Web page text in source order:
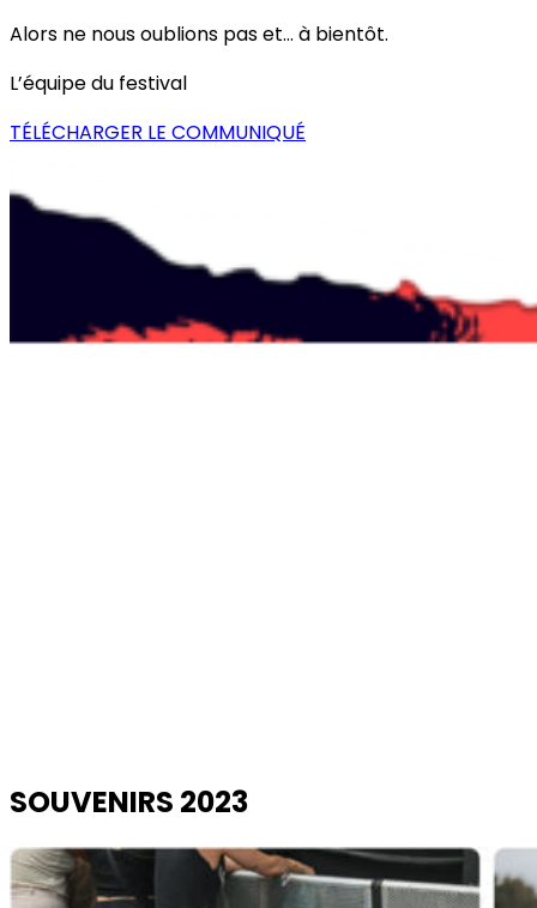
Alors ne nous oublions pas et… à bientôt.
L’équipe du festival
TÉLÉCHARGER LE COMMUNIQUÉ
SOUVENIRS 2023